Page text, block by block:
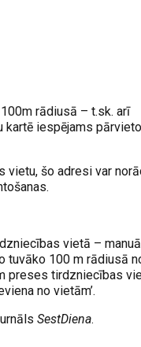
rādiusā – t.sk. arī
iespējams
vietu, šo adresi var
vietā –
tuvāko 100 m rādiusā
preses tirdzniecības
no vietām’.
SestDiena.